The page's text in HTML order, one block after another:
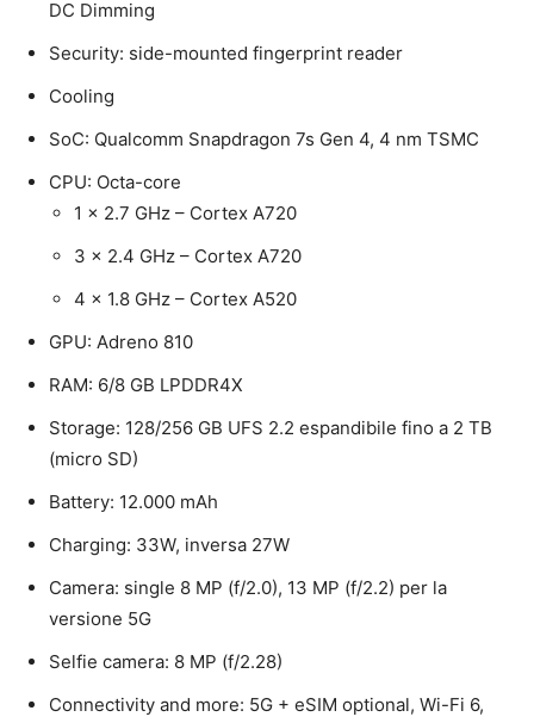
DC Dimming
Security: side-mounted fingerprint reader
Cooling
SoC: Qualcomm Snapdragon 7s Gen 4, 4 nm TSMC
CPU: Octa-core
1 x 2.7 GHz – Cortex A720
3 x 2.4 GHz – Cortex A720
4 x 1.8 GHz – Cortex A520
GPU: Adreno 810
RAM: 6/8 GB LPDDR4X
Storage: 128/256 GB UFS 2.2 espandibile fino a 2 TB
(micro SD)
Battery: 12.000 mAh
Charging: 33W, inversa 27W
Camera: single 8 MP (f/2.0), 13 MP (f/2.2) per la
versione 5G
Selfie camera: 8 MP (f/2.28)
Connectivity and more: 5G + eSIM optional, Wi-Fi 6,